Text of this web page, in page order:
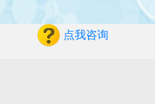
点我咨询